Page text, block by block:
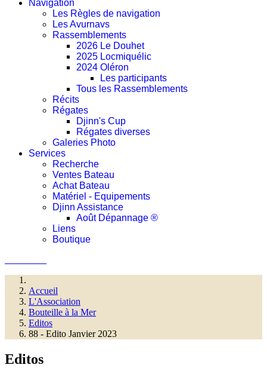
Navigation
Les Règles de navigation
Les Avurnavs
Rassemblements
2026 Le Douhet
2025 Locmiquélic
2024 Oléron
Les participants
Tous les Rassemblements
Récits
Régates
Djinn's Cup
Régates diverses
Galeries Photo
Services
Recherche
Ventes Bateau
Achat Bateau
Matériel - Equipements
Djinn Assistance
Août Dépannage ®
Liens
Boutique
Accueil
L'Association
Bouteille à la Mer
Editos
88 - Edito Janvier 2023
Editos